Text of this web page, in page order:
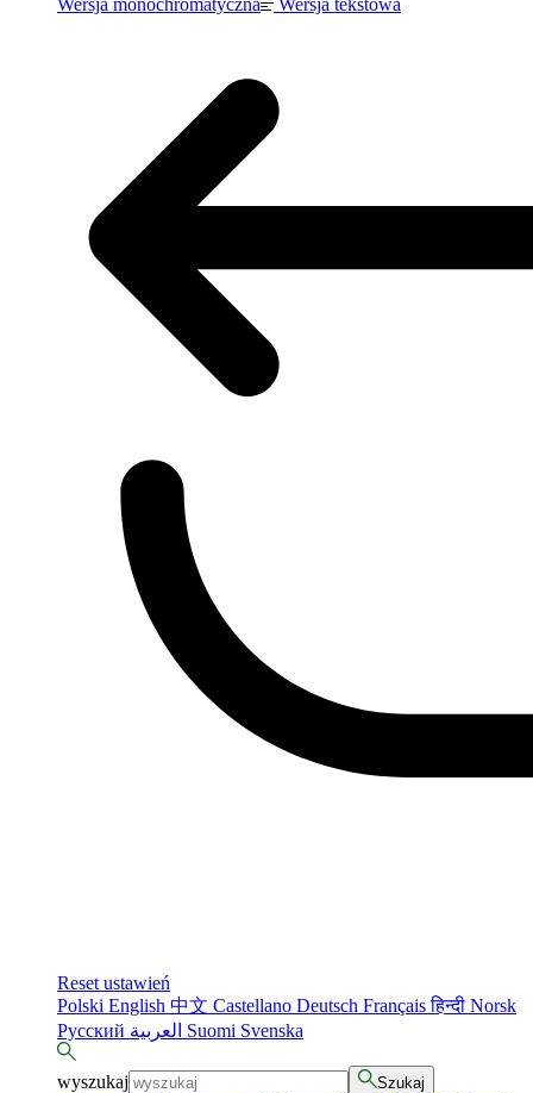
Reset ustawień
Polski English 中文 Castellano Deutsch Françaisहिन्दी Norsk
Русский
Suomi Svenska
wyszukaj Szukaj